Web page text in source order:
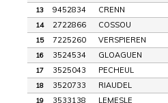
13 9452834 CRENN
14 2722866 COSSOU
15 7225260 VERSPIEREN
16 3524534 GLOAGUEN
17 3525043 PECHEUL
18 3520733 RIAUDEL
19 3533138 LEMESLE